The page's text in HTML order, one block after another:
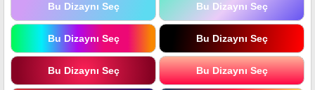
Bu Dizaynı Seç Bu Dizaynı Seç
Bu Dizaynı Seç Bu Dizaynı Seç
Bu Dizaynı Seç Bu Dizaynı Seç